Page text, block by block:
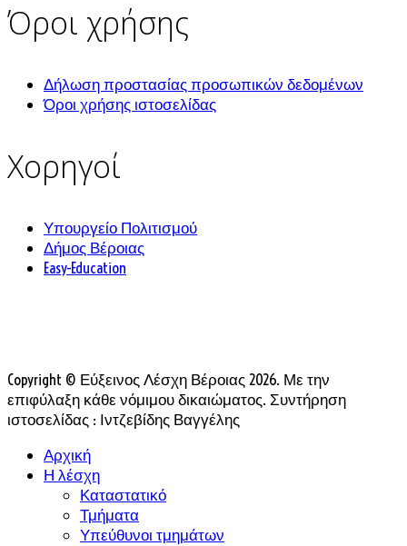
Όροι χρήσης
Δήλωση προστασίας προσωπικών δεδομένων
Όροι χρήσης ιστοσελίδας
Χορηγοί
Υπουργείο Πολιτισμού
Δήμος Βέροιας
Easy-Education
Copyright © Εύξεινος Λέσχη Βέροιας 2026. Με την
επιφύλαξη κάθε νόμιμου δικαιώματος. Συντήρηση
ιστοσελίδας : Ιντζεβίδης Βαγγέλης
Αρχική
Η λέσχη
Καταστατικό
Τμήματα
Υπεύθυνοι τμημάτων